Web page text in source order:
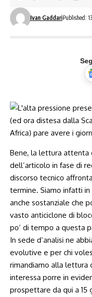
Ivan GaddariPublished:
Bene, la lettura attenta
dell’articolo in fase di
discorso tecnico
termine. Siamo infatti
anche sostanziale che
vasto anticiclone di
po’ di tempo a questa
In sede d’analisi ne
evolutive e per chi
rimandiamo alla lettura
interessa porre in
prospettare da qui a 15